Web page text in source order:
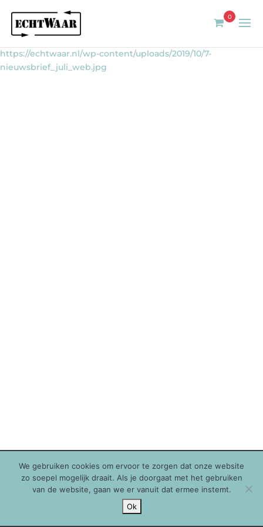
0
https://echtwaar.nl/wp-content/uploads/2019/10/7-
nieuwsbrief_juli_web.jpg
We gebruiken cookies om ervoor te zorgen dat onze website
zo soepel mogelijk draait. Als je doorgaat met het gebruiken
van de website, gaan we er vanuit dat ermee instemt.
Ok